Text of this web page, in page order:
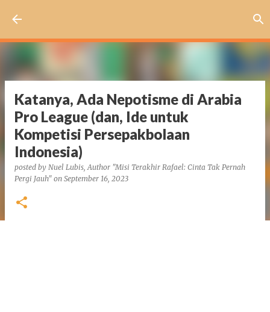
Katanya, Ada Nepotisme di Arabia
Pro League (dan, Ide untuk
Kompetisi Persepakbolaan
Indonesia)
posted by Nuel Lubis, Author "Misi Terakhir Rafael: Cinta Tak Pernah
Pergi Jauh" on September 16, 2023